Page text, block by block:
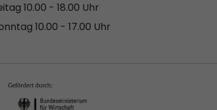
10.00 - 18.00 Uhr
10.00 - 17.00 Uhr